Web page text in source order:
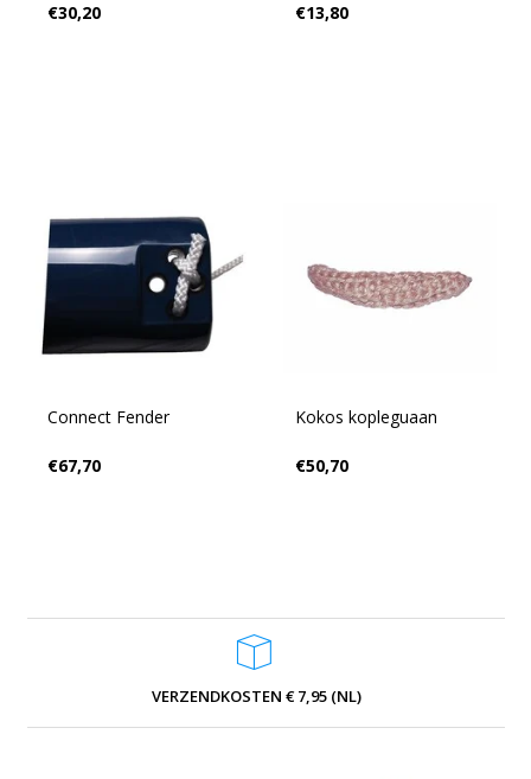
€30,20 €13,80
Connect Fender
€67,70
Kokos kopleguaan
€50,70
VERZENDKOSTEN € 7,95 (NL)